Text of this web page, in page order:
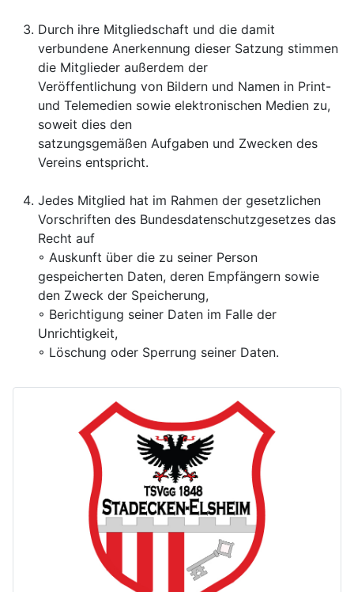
Durch ihre Mitgliedschaft und die damit
verbundene Anerkennung dieser Satzung stimmen
die Mitglieder außerdem der
Veröffentlichung von Bildern und Namen in Print-
und Telemedien sowie elektronischen Medien zu,
soweit dies den
satzungsgemäßen Aufgaben und Zwecken des
Vereins entspricht.
Jedes Mitglied hat im Rahmen der gesetzlichen
Vorschriften des Bundesdatenschutzgesetzes das
Recht auf
◦ Auskunft über die zu seiner Person
gespeicherten Daten, deren Empfängern sowie
den Zweck der Speicherung,
◦ Berichtigung seiner Daten im Falle der
Unrichtigkeit,
◦ Löschung oder Sperrung seiner Daten.